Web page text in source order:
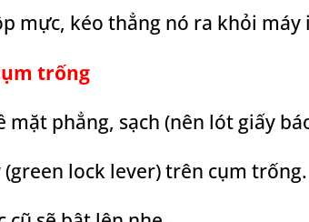
mực, kéo thẳng nó ra khỏi máy
trống
phẳng, sạch (nên lót giấy
lock lever) trên cụm trống.